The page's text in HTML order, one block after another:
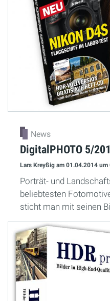
News
DigitalPHOTO 5/
Lars Kreyßig am 01.04.2014 um
Porträt- und
beliebtesten
sticht man mit seinen